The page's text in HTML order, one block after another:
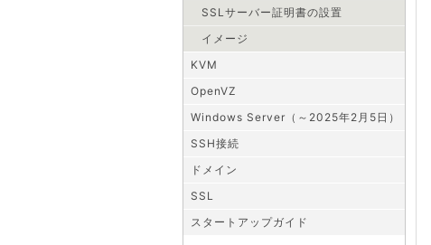
SSLサーバー証明書の設置
イメージ
KVM
OpenVZ
Windows Server（～2025年2月5日）
SSH接続
ドメイン
SSL
スタートアップガイド